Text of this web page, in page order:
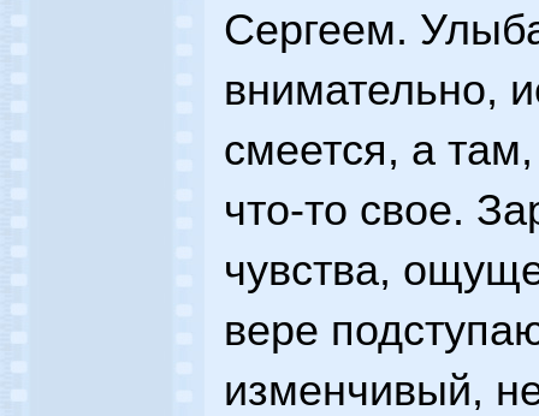
Сергеем.
внимательно,
смеется, а
что-то свое.
чувства,
вере
изменчивый,